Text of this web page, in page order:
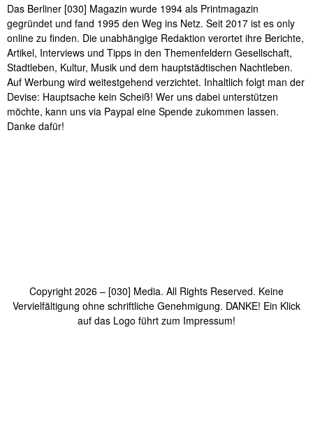
Das Berliner [030] Magazin wurde 1994 als Printmagazin
gegründet und fand 1995 den Weg ins Netz. Seit 2017 ist es only
online zu finden. Die unabhängige Redaktion verortet ihre Berichte,
Artikel, Interviews und Tipps in den Themenfeldern Gesellschaft,
Stadtleben, Kultur, Musik und dem hauptstädtischen Nachtleben.
Auf Werbung wird weitestgehend verzichtet. Inhaltlich folgt man der
Devise: Hauptsache kein Scheiß! Wer uns dabei unterstützen
möchte, kann uns via Paypal eine Spende zukommen lassen.
Danke dafür!
Copyright 2026 – [030] Media. All Rights Reserved. Keine
Vervielfältigung ohne schriftliche Genehmigung. DANKE! Ein Klick
auf das Logo führt zum Impressum!